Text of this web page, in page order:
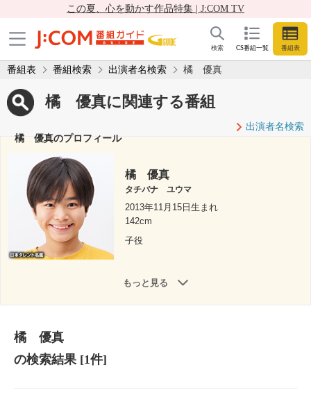
この夏、心を動かす作品特集 | J:COM TV
CS番組一覧 番組表
検索
番組表 番組検索 出演者名検索 橘 優真
橘 優真に関連する番組
出演者名検索
橘 優真のプロフィール
橘 優真
タチバナ ユウマ
2013年11月15日生まれ
142cm
子役
もっと見る
橘 優真
の検索結果[1件]